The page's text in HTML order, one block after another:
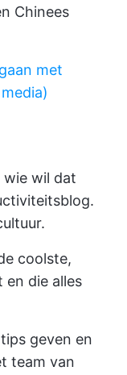
Chinees
met
wil dat
coolste,
en die alles
geven en
team van